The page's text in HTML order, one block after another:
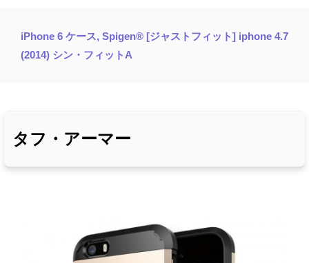
iPhone 6 ケース, Spigen® [ジャストフィット] iphone 4.7
(2014) シン・フィットA
タフ・アーマー